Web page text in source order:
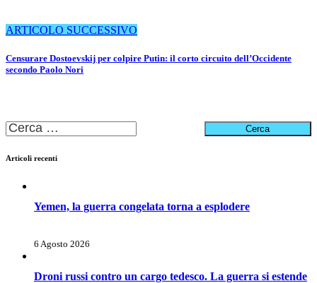
ARTICOLO SUCCESSIVO
Censurare Dostoevskij per colpire Putin: il corto circuito dell’Occidente
secondo Paolo Nori
Ricerca
per:
Articoli recenti
Yemen, la guerra congelata torna a esplodere
6 Agosto 2026
Droni russi contro un cargo tedesco. La guerra si estende